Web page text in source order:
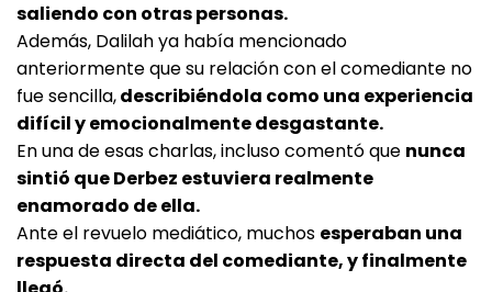
saliendo con otras personas.
Además, Dalilah ya había mencionado
anteriormente que su relación con el comediante no
fue sencilla,describiéndola como una experiencia
difícil y emocionalmente desgastante.
En una de esas charlas, incluso comentó que nunca
sintió que Derbez estuviera realmente
enamorado de ella.
Ante el revuelo mediático, muchos esperaban una
respuesta directa del comediante, y finalmente